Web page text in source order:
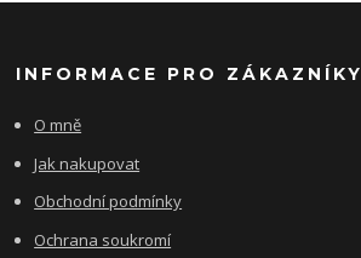
INFORMACE PRO ZÁKAZNÍKY
O mně
Jak nakupovat
Obchodní podmínky
Ochrana soukromí